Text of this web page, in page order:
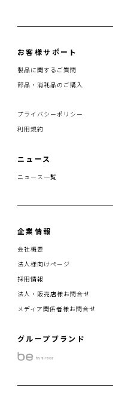
お客様サポート
製品に関するご質問
部品・消耗品のご購入
プライバシーポリシー
利用規約
ニュース
ニュース一覧
企業情報
会社概要
法人様向けページ
採用情報
法人・販売店様お問合せ
メディア関係者様お問合せ
グループブランド